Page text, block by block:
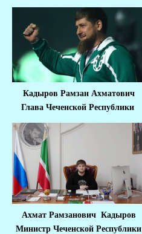
Кадыров Рамзан Ахматович
Глава Чеченской Республики
Ахмат Рамзанович Кадыров
Министр Чеченской Республики